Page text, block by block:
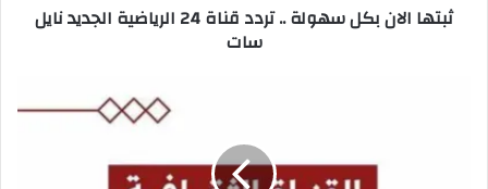
ثبتها الان بكل سهولة .. تردد قناة 24 الرياضية الجديد نايل
سات